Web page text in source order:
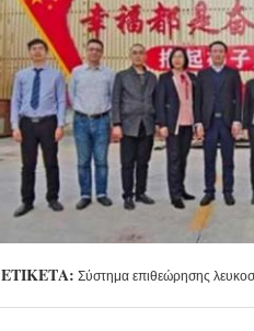
ΕΤΙΚΈΤΑ: Σύστημα επιθεώρησης